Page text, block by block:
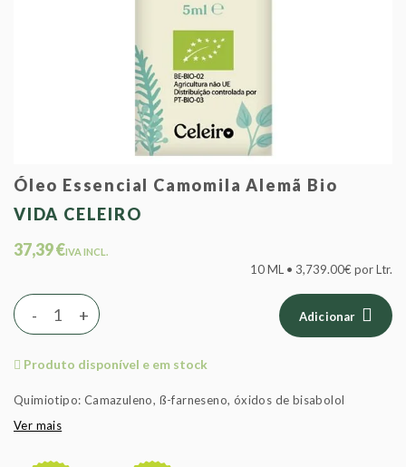
Óleo Essencial Camomila Alemã Bio
VIDA CELEIRO
37,39 €IVA INCL.
10 ML • 3,739.00€ por Ltr.
+
- Adicionar
Produto disponível e em stock
Quimiotipo: Camazuleno, ß-farneseno, óxidos de bisabolol
Ver mais